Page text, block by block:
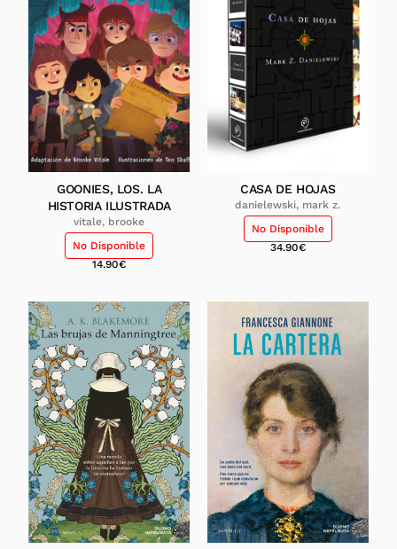
GOONIES, LOS. LA
HISTORIA ILUSTRADA
vitale, brooke
No Disponible
14.90€
CASA DE HOJAS
danielewski, mark z.
No Disponible
34.90€